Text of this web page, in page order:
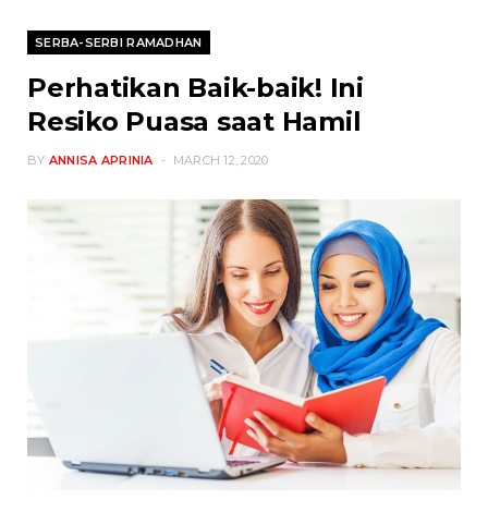
SERBA-SERBI RAMADHAN
Perhatikan Baik-baik! Ini
Resiko Puasa saat Hamil
BY ANNISA APRINIA MARCH 12, 2020